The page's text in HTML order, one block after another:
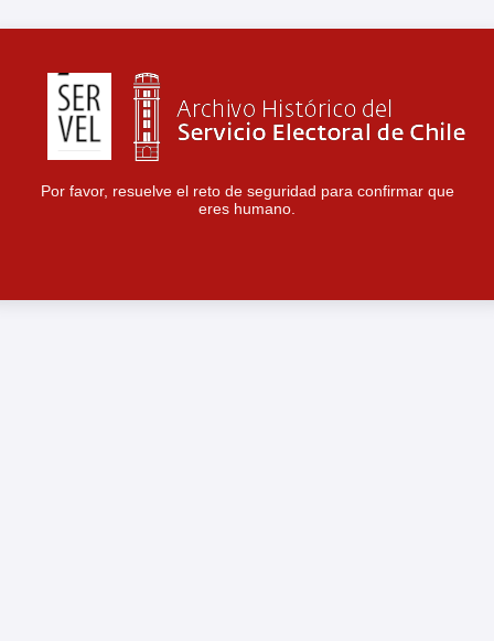
Por favor, resuelve el reto de seguridad para confirmar que
eres humano.